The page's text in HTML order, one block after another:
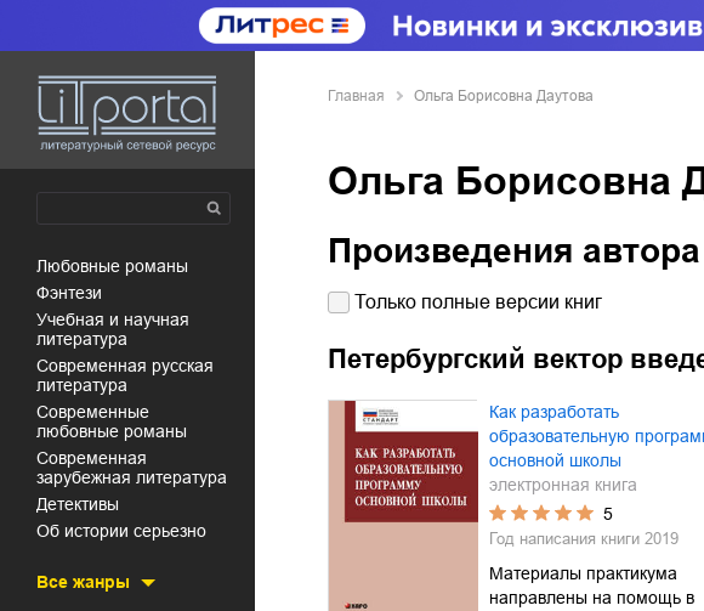
любовные романы
фэнтези
учебная и научная
литература
современная русская
литература
современные
любовные романы
современная
зарубежная литература
детективы
об истории серьезно
Все жанры
Главная Ольга Борисовна Даутова
Ольга Борисовна
Произведения автора
Только полные версии книг
Петербургский вектор
Как разработать
образовательную
основной школы
электронная книга
5
Год написания книги 2019
Материалы практикума
направлены на помощь в